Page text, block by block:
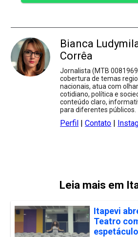
Bianca
Corrêa
Jornalista (MTB
cobertura de temas
nacionais, atua com
cotidiano, política e
conteúdo claro,
para diferentes públicos.
Perfil |Contato |
Leia mais em
Itapevi
Teatro